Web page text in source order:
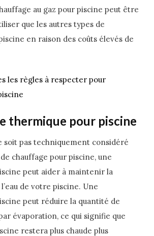
au gaz pour piscine peut être
que les autres types de
en raison des coûts élevés de
les règles à respecter pour
thermique pour piscine
soit pas techniquement considéré
chauffage pour piscine, une
peut aider à maintenir la
de votre piscine. Une
peut réduire la quantité de
évaporation, ce qui signifie que
restera plus chaude plus